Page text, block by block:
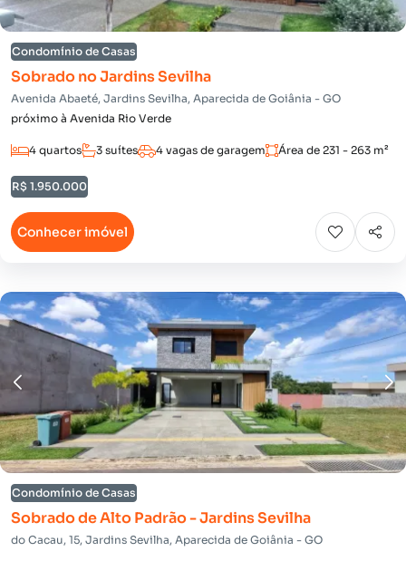
Condomínio de Casas
Sobrado no Jardins Sevilha
Avenida Abaeté, Jardins Sevilha, Aparecida de Goiânia - GO
próximo à Avenida Rio Verde
4 quartos 3 suítes 4 vagas de garagem Área de 231 - 263 m²
R$ 1.950.000
Conhecer imóvel
Condomínio de Casas
Sobrado de Alto Padrão - Jardins Sevilha
do Cacau, 15, Jardins Sevilha, Aparecida de Goiânia - GO